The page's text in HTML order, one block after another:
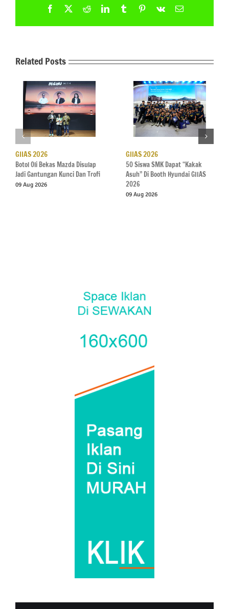
Facebook
X RedditLinkedInTumblrPinterest
Vk Email
Related Posts
GIIAS 2026
Botol Oli Bekas Mazda Disulap
Jadi Gantungan Kunci Dan Trofi
09 Aug 2026
GIIAS 2026
50 Siswa SMK Dapat “Kakak
Asuh” Di Booth Hyundai GIIAS
2026
09 Aug 2026